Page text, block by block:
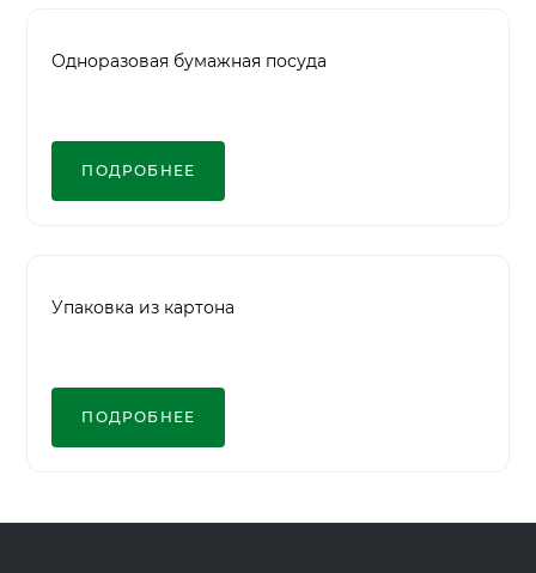
Одноразовая бумажная посуда
ПОДРОБНЕЕ
Упаковка из картона
ПОДРОБНЕЕ